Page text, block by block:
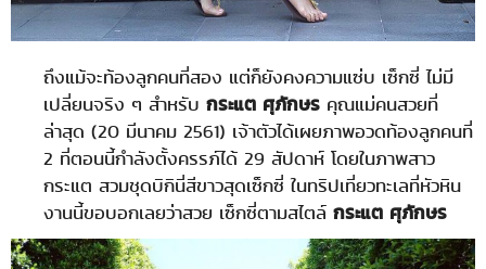
ถึงแม้จะท้องลูกคนที่สอง แต่ก็ยังคงความแซ่บ เซ็กซี่ ไม่มี
เปลี่ยนจริง ๆ สำหรับ กระแต ศุภักษร คุณแม่คนสวยที่
ล่าสุด (20 มีนาคม 2561) เจ้าตัวได้เผยภาพอวดท้องลูกคนที่
2 ที่ตอนนี้กำลังตั้งครรภ์ได้ 29 สัปดาห์ โดยในภาพสาว
กระแต สวมชุดบิกินี่สีขาวสุดเซ็กซี่ ในทริปเที่ยวทะเลที่หัวหิน
งานนี้ขอบอกเลยว่าสวย เซ็กซี่ตามสไตล์ กระแต ศุภักษร